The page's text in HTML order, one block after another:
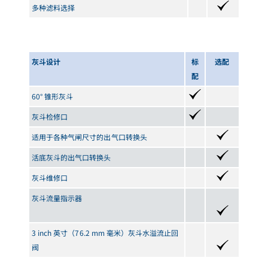
多种滤料选择
灰斗设计
标
配
选配
60° 锥形灰斗
灰斗检修口
适用于各种气闸尺寸的出气口转换头
活底灰斗的出气口转换头
灰斗维修口
灰斗流量指示器
3 inch 英寸（76.2 mm 毫米）灰斗水溢流止回
阀